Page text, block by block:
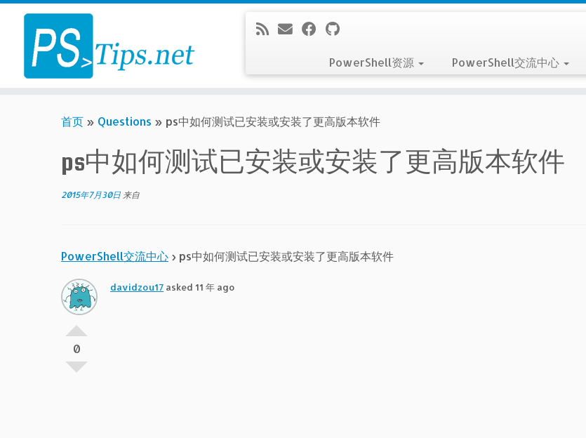
Skip
content
PowerShell资源 PowerShell交流中心
首页 » Questions » ps中如何测试已安装或安装了更高版本软件
ps中如何测试已安装或安装了更高版本软件
2015年7月30日 来自
PowerShell交流中心 › ps中如何测试已安装或安装了更高版本软件
0
davidzou17 asked 11 年 ago